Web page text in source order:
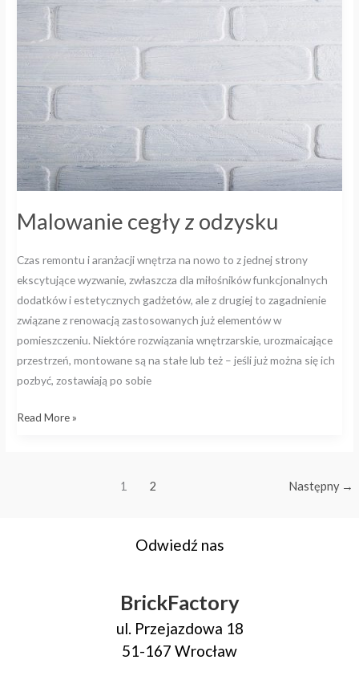
Malowanie cegły z odzysku
Czas remontu i aranżacji wnętrza na nowo to z jednej strony
ekscytujące wyzwanie, zwłaszcza dla miłośników funkcjonalnych
dodatków i estetycznych gadżetów, ale z drugiej to zagadnienie
związane z renowacją zastosowanych już elementów w
pomieszczeniu. Niektóre rozwiązania wnętrzarskie, urozmaicające
przestrzeń, montowane są na stałe lub też – jeśli już można się ich
pozbyć, zostawiają po sobie
odzysku
Read More »
1 2 Następny →
Odwiedź nas
BrickFactory
ul. Przejazdowa 18
51-167 Wrocław